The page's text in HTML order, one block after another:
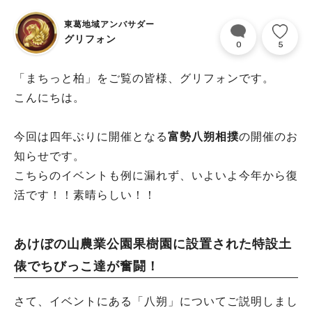
東葛地域アンバサダー
グリフォン 0 5
「まちっと柏」をご覧の皆様、グリフォンです。
こんにちは。
今回は四年ぶりに開催となる富勢八朔相撲の開催のお
知らせです。
こちらのイベントも例に漏れず、いよいよ今年から復
活です！！素晴らしい！！
あけぼの山農業公園果樹園に設置された特設土
俵でちびっこ達が奮闘！
さて、イベントにある「八朔」についてご説明しまし